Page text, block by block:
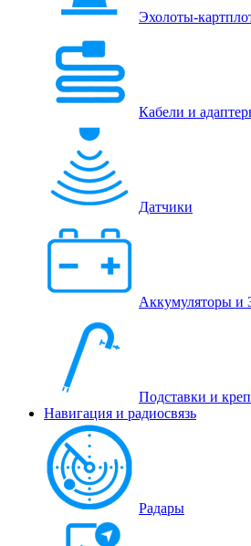
Эхолоты-
Кабели и
Датчики
Аккумуляторы и
Подставки и
Навигация и радиосвязь
Радары